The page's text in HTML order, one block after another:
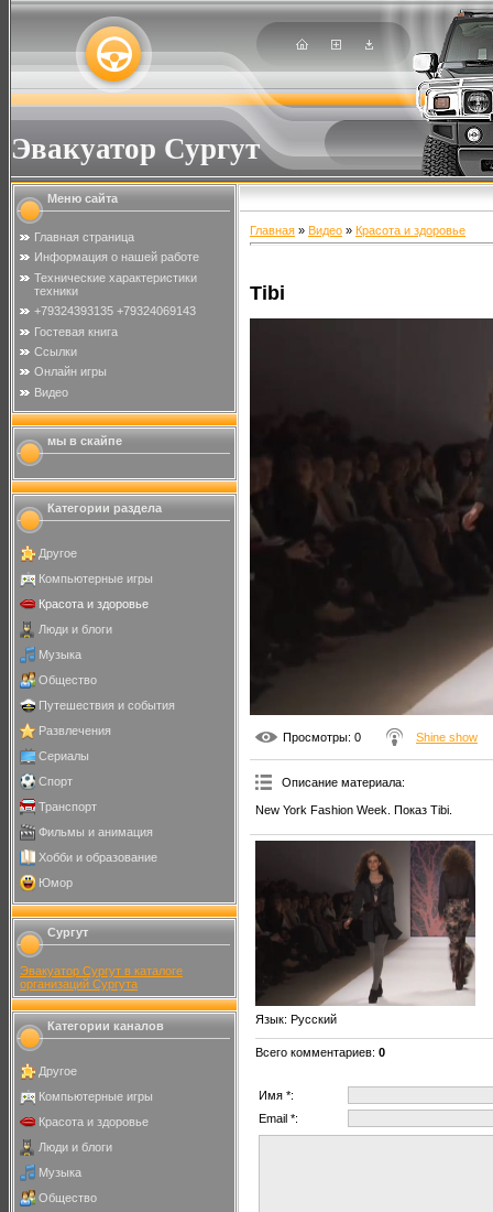
Эвакуатор Сургут
Меню сайта
Главная страница
Информация о нашей работе
Технические характеристики
техники
+79324393135 +79324069143
Гостевая книга
Ссылки
Онлайн игры
Видео
мы в скайпе
Категории раздела
Другое
Компьютерные игры
Красота и здоровье
Люди и блоги
Музыка
Общество
Путешествия и события
Развлечения
Сериалы
Спорт
Транспорт
Фильмы и анимация
Хобби и образование
Юмор
Сургут
Эвакуатор Сургут в каталоге
организаций Сургута
Категории каналов
Другое
Компьютерные игры
Красота и здоровье
Люди и блоги
Музыка
Общество
Главная » Видео » Красота и здоровье
Tibi
Просмотры: 0 Shine show
Описание материала:
New York Fashion Week. Показ Tibi.
Язык: Русский
Всего комментариев: 0
Имя *:
Email *: